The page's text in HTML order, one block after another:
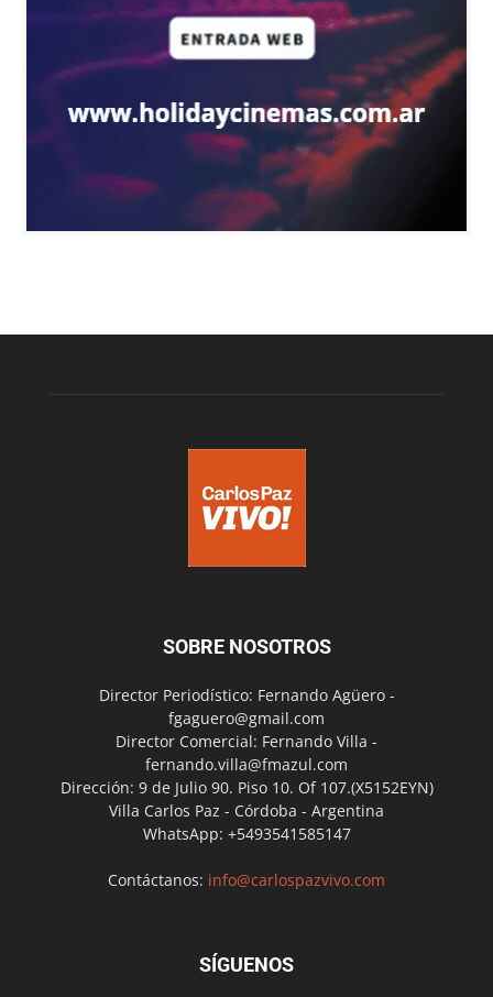
SOBRE NOSOTROS
Director Periodístico: Fernando Agüero -
fgaguero@gmail.com
Director Comercial: Fernando Villa -
fernando.villa@fmazul.com
Dirección: 9 de Julio 90. Piso 10. Of 107.(X5152EYN)
Villa Carlos Paz - Córdoba - Argentina
WhatsApp: +5493541585147
Contáctanos: info@carlospazvivo.com
SÍGUENOS